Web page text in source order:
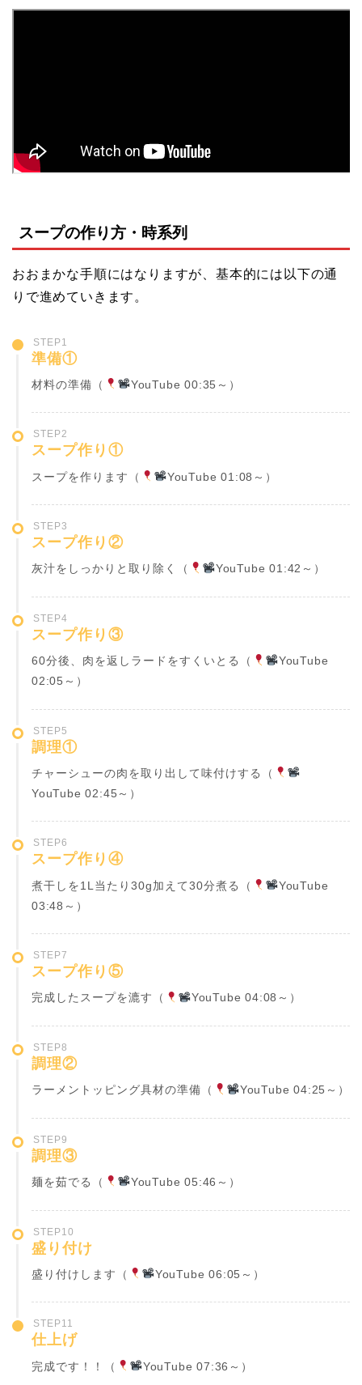
スープの作り方・時系列
おおまかな手順にはなりますが、基本的には以下の通
りで進めていきます。
STEP1
準備①
材料の準備（ YouTube 00:35 ～）
STEP2
スープ作り①
スープを作ります（ YouTube 01:08 ～）
STEP3
スープ作り②
灰汁をしっかりと取り除く（ YouTube 01:42 ～）
STEP4
スープ作り③
60分後、肉を返しラードをすくいとる（
YouTube
02:05 ～）
STEP5
調理①
チャーシューの肉を取り出して味付けする（
YouTube 02:45 ～）
STEP6
スープ作り④
煮干しを1L当たり30g加えて30分煮る（
YouTube
03:48 ～）
STEP7
スープ作り⑤
完成したスープを漉す（ YouTube 04:08 ～）
STEP8
調理②
ラーメントッピング具材の準備（ YouTube 04:25 ～）
STEP9
調理③
麺を茹でる（ YouTube 05:46 ～）
STEP10
盛り付け
盛り付けします（ YouTube 06:05 ～）
STEP11
仕上げ
完成です！！（ YouTube 07:36 ～）